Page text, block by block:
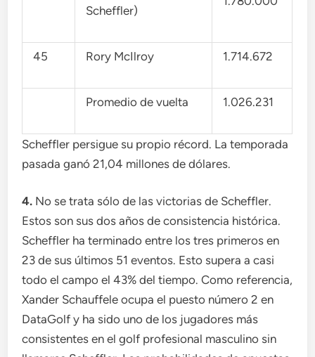
Scheffler)
45 Rory McIlroy 1.714.672
Promedio de vuelta 1.026.231
Scheffler persigue su propio récord. La temporada
pasada ganó 21,04 millones de dólares.
4. No se trata sólo de las victorias de Scheffler.
Estos son sus dos años de consistencia histórica.
Scheffler ha terminado entre los tres primeros en
23 de sus últimos 51 eventos. Esto supera a casi
todo el campo el 43% del tiempo. Como referencia,
Xander Schauffele ocupa el puesto número 2 en
DataGolf y ha sido uno de los jugadores más
consistentes en el golf profesional masculino sin